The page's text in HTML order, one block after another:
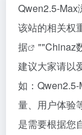
Qwen2.5-Max
该站的相关权
据
""Chinaz
建议大家请以
如：
量、用户体验
是需要根据您